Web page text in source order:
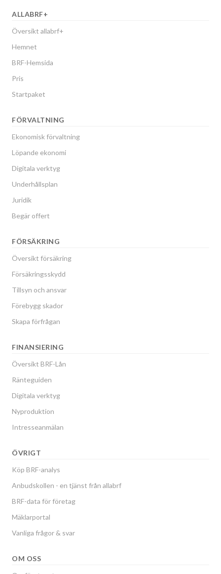
ALLABRF+
Översikt allabrf+
Hemnet
BRF-Hemsida
Pris
Startpaket
FÖRVALTNING
Ekonomisk förvaltning
Löpande ekonomi
Digitala verktyg
Underhållsplan
Juridik
Begär offert
FÖRSÄKRING
Översikt försäkring
Försäkringsskydd
Tillsyn och ansvar
Förebygg skador
Skapa förfrågan
FINANSIERING
Översikt BRF-Lån
Ränteguiden
Digitala verktyg
Nyproduktion
Intresseanmälan
ÖVRIGT
Köp BRF-analys
Anbudskollen - en tjänst från allabrf
BRF-data för företag
Mäklarportal
Vanliga frågor & svar
OM OSS